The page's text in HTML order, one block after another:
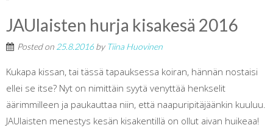
JAUlaisten hurja kisakesä 2016
Posted on 25.8.2016by Tiina Huovinen
Kukapa kissan, tai tässä tapauksessa koiran, hännän nostaisi
ellei se itse? Nyt on nimittäin syytä venyttää henkselit
äärimmilleen ja paukauttaa niin, että naapuripitäjäänkin kuuluu.
JAUlaisten menestys kesän kisakentillä on ollut aivan huikeaa!